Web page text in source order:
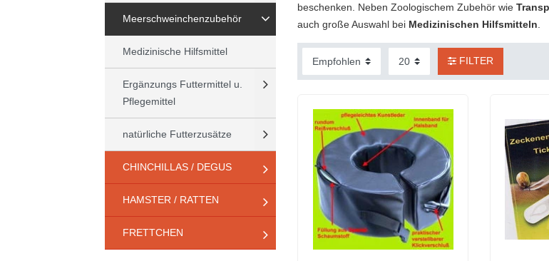
Meerschweinchenzubehör
Medizinische Hilfsmittel
Ergänzungs Futtermittel u.
Pflegemittel
natürliche Futterzusätze
CHINCHILLAS / DEGUS
HAMSTER / RATTEN
FRETTCHEN
beschenken. Neben Zoologischem Zubehör wie
auch große Auswahl bei Medizinischen Hilfsmitteln
FILTER